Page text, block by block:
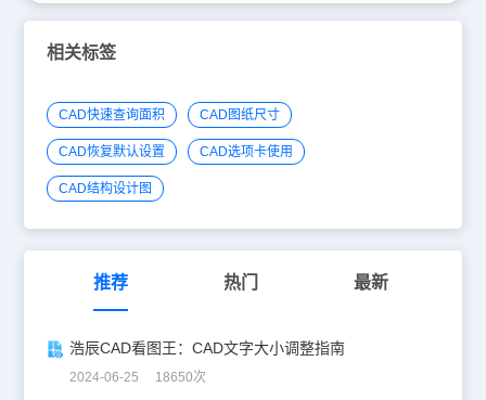
相关标签
CAD快速查询面积 CAD图纸尺寸
CAD恢复默认设置 CAD选项卡使用
CAD结构设计图
推荐 热门 最新
浩辰CAD看图王：CAD文字大小调整指南
2024-06-25 18650次